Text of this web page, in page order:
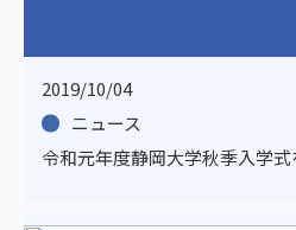
2019/10/04
ニュース
令和元年度静岡大学秋季入学